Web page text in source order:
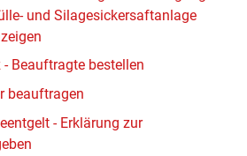
und Silagesickersaftanlage
Beauftragte bestellen
beauftragen
- Erklärung zur